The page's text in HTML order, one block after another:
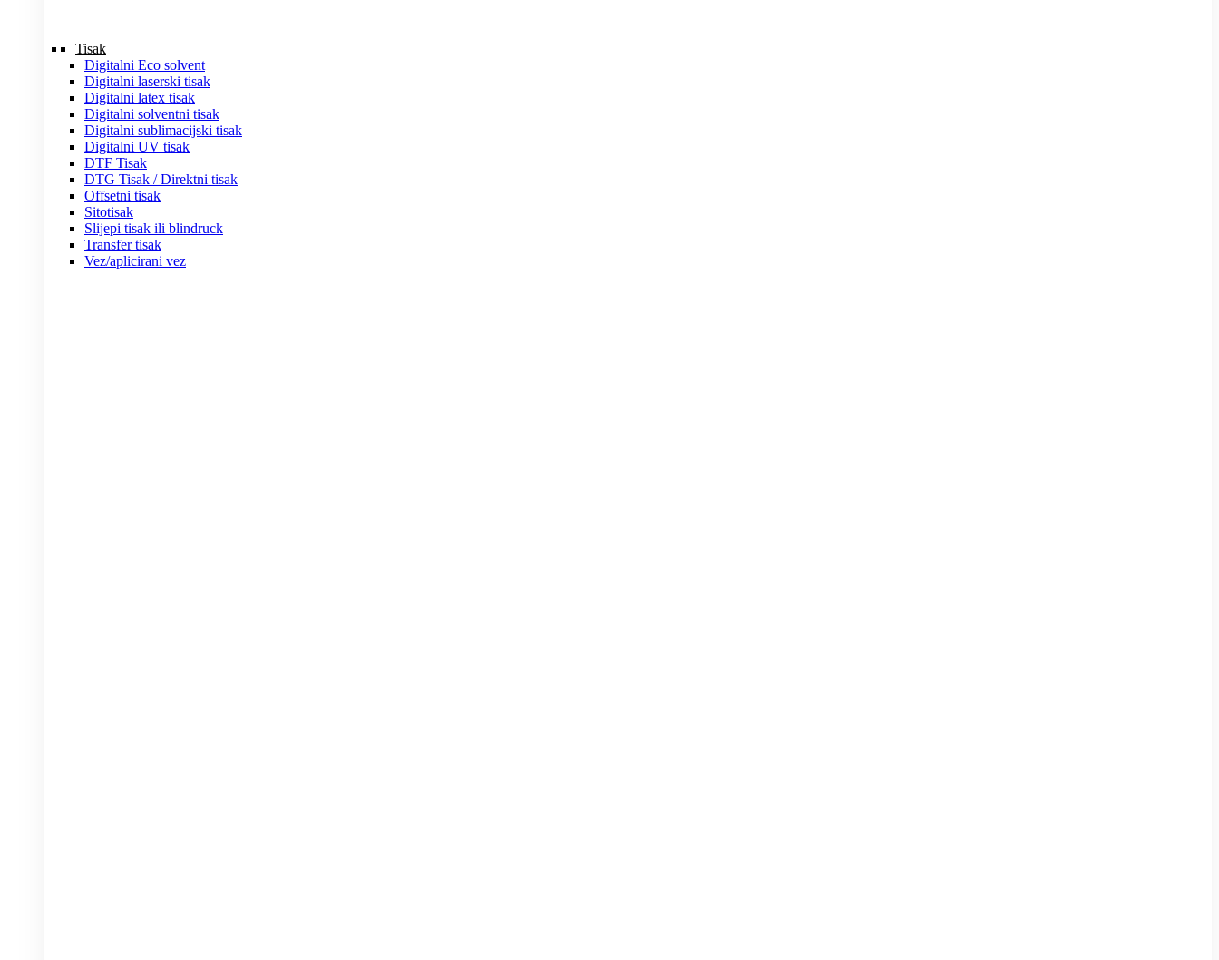
Tisak
Digitalni Eco solvent
Digitalni laserski tisak
Digitalni latex tisak
Digitalni solventni tisak
Digitalni sublimacijski tisak
Digitalni UV tisak
DTF Tisak
DTG Tisak / Direktni tisak
Offsetni tisak
Sitotisak
Slijepi tisak ili blindruck
Transfer tisak
Vez/aplicirani vez